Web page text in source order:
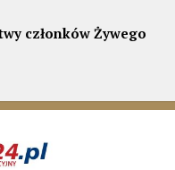
członków Żywego